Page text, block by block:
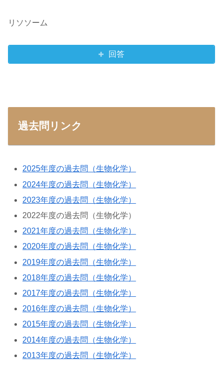
リソソーム
回答
過去問リンク
2025年度の過去問（生物化学）
2024年度の過去問（生物化学）
2023年度の過去問（生物化学）
2022年度の過去問（生物化学）
2021年度の過去問（生物化学）
2020年度の過去問（生物化学）
2019年度の過去問（生物化学）
2018年度の過去問（生物化学）
2017年度の過去問（生物化学）
2016年度の過去問（生物化学）
2015年度の過去問（生物化学）
2014年度の過去問（生物化学）
2013年度の過去問（生物化学）